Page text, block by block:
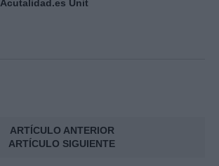
Acutalidad.es Unit
ARTÍCULO ANTERIOR
ARTÍCULO SIGUIENTE